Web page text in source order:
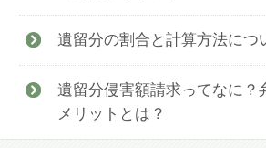
遺留分の割合と計算方法につ
遺留分侵害額請求ってなに？
メリットとは？